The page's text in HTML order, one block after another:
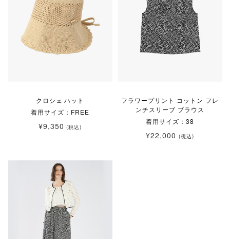
クロシェ ハット
着用サイズ：FREE
¥9,350(税込)
フラワープリント コットン フレ
ンチスリーブ ブラウス
着用サイズ：38
¥22,000 (税込)